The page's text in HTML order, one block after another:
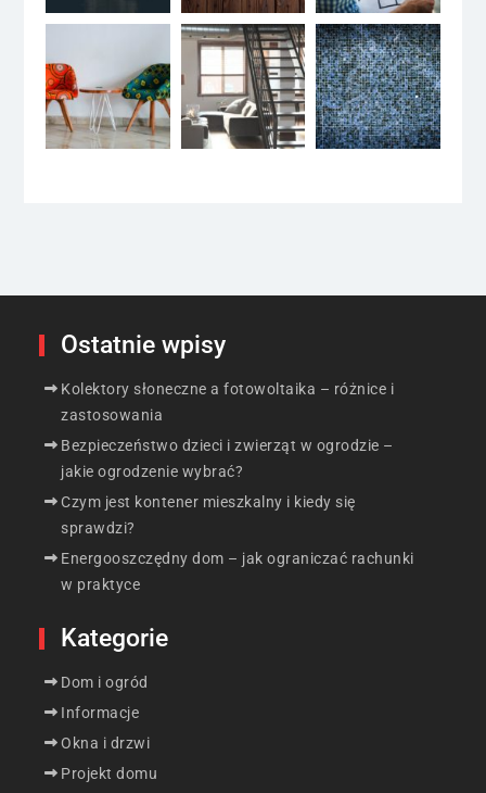
Ostatnie wpisy
Kolektory słoneczne a fotowoltaika – różnice i
zastosowania
Bezpieczeństwo dzieci i zwierząt w ogrodzie –
jakie ogrodzenie wybrać?
Czym jest kontener mieszkalny i kiedy się
sprawdzi?
Energooszczędny dom – jak ograniczać rachunki
w praktyce
Kategorie
Dom i ogród
Informacje
Okna i drzwi
Projekt domu